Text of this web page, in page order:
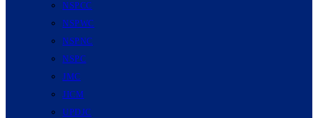
NSPCC
NSPWC
NSPNC
NSPC
JMC
JICM
UPDJC